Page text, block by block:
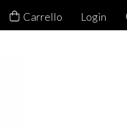
Carrello Login